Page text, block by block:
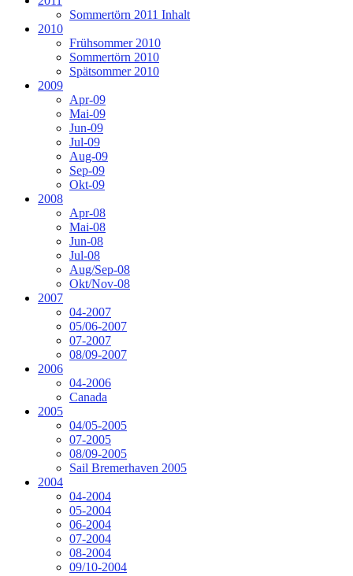
Sommertörn 2011 Inhalt
2010
Frühsommer 2010
Sommertörn 2010
Spätsommer 2010
2009
Apr-09
Mai-09
Jun-09
Jul-09
Aug-09
Sep-09
Okt-09
2008
Apr-08
Mai-08
Jun-08
Jul-08
Aug/Sep-08
Okt/Nov-08
2007
04-2007
05/06-2007
07-2007
08/09-2007
2006
04-2006
Canada
2005
04/05-2005
07-2005
08/09-2005
Sail Bremerhaven 2005
2004
04-2004
05-2004
06-2004
07-2004
08-2004
09/10-2004